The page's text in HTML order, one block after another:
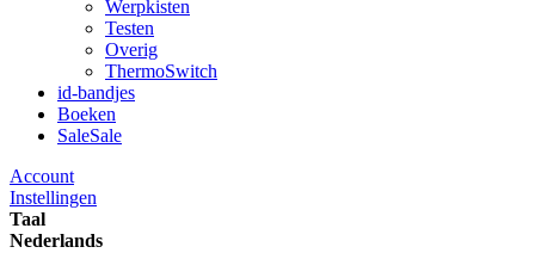
Werpkisten
Testen
Overig
ThermoSwitch
id-bandjes
Boeken
SaleSale
Account
Instellingen
Taal
Nederlands